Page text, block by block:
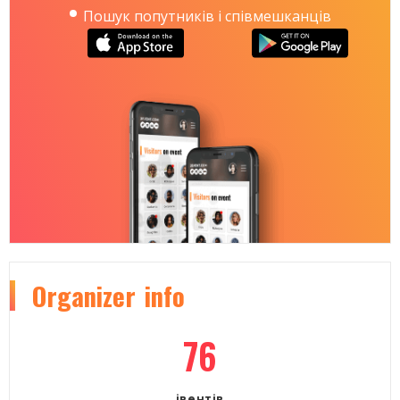
"О них ходят тысячи фантастических историй и
слухов — будто бородатый контрабасист по
своей шотландской юбкой и только в гетрах
футбольного клуба "Manchester United"...
Будто гуттаперчевый мальчик-оркестр прямо на
глазах у публики проглатывает пластилиновую
Ходят слухи, что они экспериментируют с
ядовитыми гремучими смесями стилей и
состояний в самых непредсказуемых пропорциях
— танго и регги, фанк и этнические мотивы,
порчу, сглаз и лечат по фотографиям...
Поговаривают даже, что они занимаются любовью
Не верьте этим бессовестным сплетникам!
Конечно же контрабасист выступает в гетрах клуба
А всё остальное чистая правда."
Пошук попутників і співмешканців
Organizer info
76